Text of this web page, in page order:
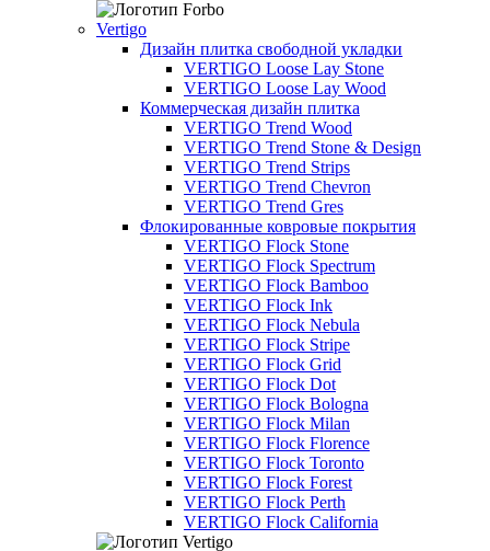
Vertigo
Дизайн плитка свободной укладки
VERTIGO Loose Lay Stone
VERTIGO Loose Lay Wood
Коммерческая дизайн плитка
VERTIGO Trend Wood
VERTIGO Trend Stone & Design
VERTIGO Trend Strips
VERTIGO Trend Chevron
VERTIGO Trend Gres
Флокированные ковровые покрытия
VERTIGO Flock Stone
VERTIGO Flock Spectrum
VERTIGO Flock Bamboo
VERTIGO Flock Ink
VERTIGO Flock Nebula
VERTIGO Flock Stripe
VERTIGO Flock Grid
VERTIGO Flock Dot
VERTIGO Flock Bologna
VERTIGO Flock Milan
VERTIGO Flock Florence
VERTIGO Flock Toronto
VERTIGO Flock Forest
VERTIGO Flock Perth
VERTIGO Flock California